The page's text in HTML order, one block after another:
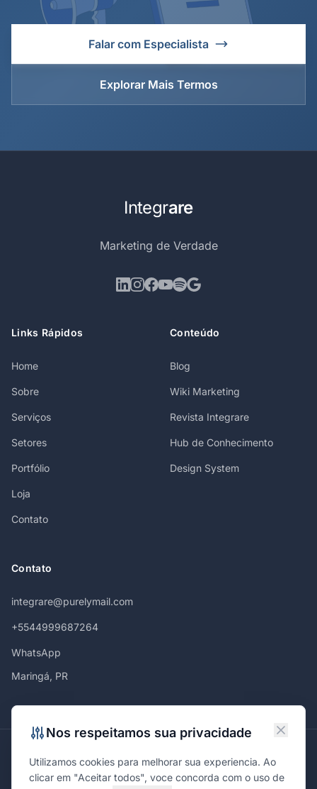
Falar com Especialista
Explorar Mais Termos
Integrare
Marketing de Verdade
Links Rápidos
Home
Sobre
Serviços
Setores
Portfólio
Loja
Contato
Conteúdo
Blog
Wiki Marketing
Revista Integrare
Hub de Conhecimento
Design System
Contato
integrare@purelymail.com
+5544999687264
WhatsApp
Maringá, PR
MaringáCuritibaSão PauloLondrinaCascavelPonta Grossa
Nos respeitamos sua privacidade
Utilizamos cookies para melhorar sua experiencia. Ao
clicar em "Aceitar todos", voce concorda com o uso de